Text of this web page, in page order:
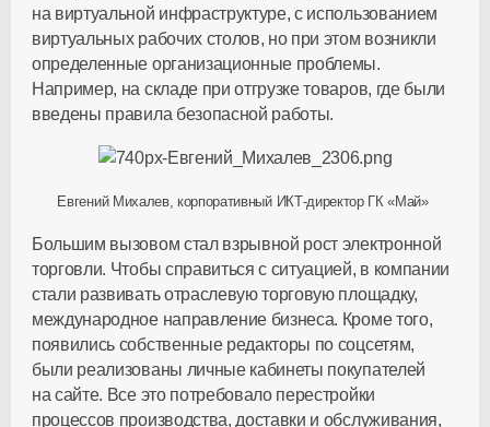
на виртуальной инфраструктуре, с использованием
виртуальных рабочих столов, но при этом возникли
определенные организационные проблемы.
Например, на складе при отгрузке товаров, где были
введены правила безопасной работы.
Евгений Михалев, корпоративный ИКТ-директорГК «Май»
Большим вызовом стал взрывной рост электронной
торговли. Чтобы справиться с ситуацией, в компании
стали развивать отраслевую торговую площадку,
международное направление бизнеса. Кроме того,
появились собственные редакторы по соцсетям,
были реализованы личные кабинеты покупателей
на сайте. Все это потребовало перестройки
процессов производства, доставки и обслуживания,